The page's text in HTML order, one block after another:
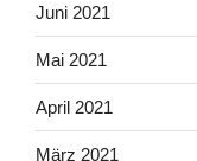
Juni 2021
Mai 2021
April 2021
März 2021